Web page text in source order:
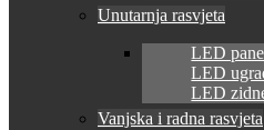
Unutarnja rasvjeta
LED
LED
LED
Vanjska i radna rasvjeta